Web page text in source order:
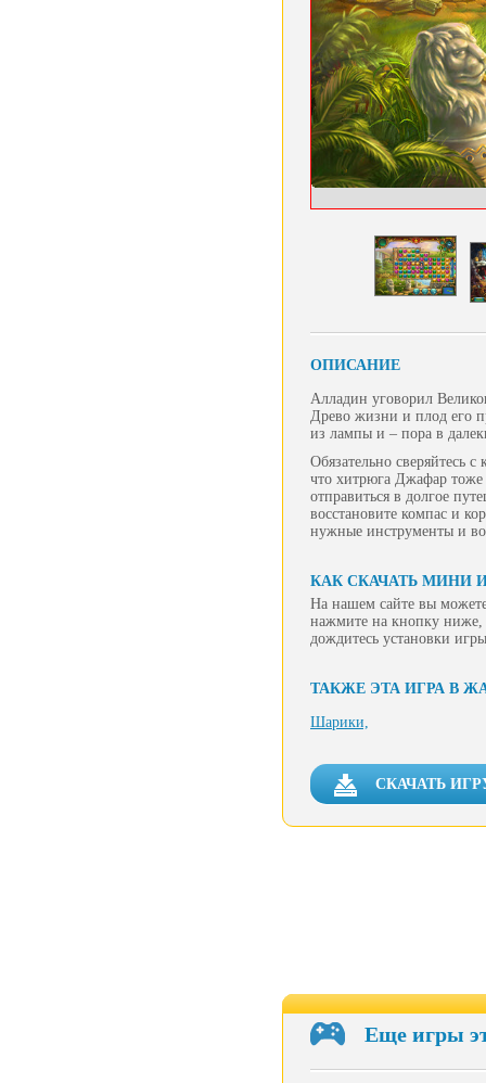
ОПИСАНИЕ
Алладин уговорил
Древо жизни и плод его
из лампы и – пора в
Обязательно сверяйтесь
что хитрюга Джафар тоже
отправиться в долгое
восстановите компас и
нужные инструменты и
КАК СКАЧАТЬ МИНИ
На нашем сайте вы
нажмите на кнопку ниже,
дождитесь установки
ТАКЖЕ ЭТА ИГРА В
Шарики,
СКАЧАТЬ
Еще игры